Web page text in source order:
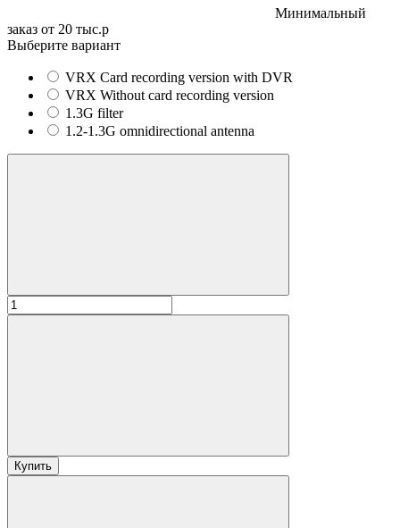
Минимальный
заказ от 20 тыс.р
Выберите вариант
VRX Card recording version with DVR
VRX Without card recording version
1.3G filter
1.2-1.3G omnidirectional antenna
Купить